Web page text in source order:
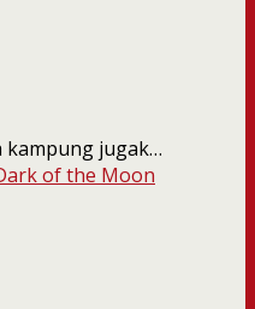
kampung jugak…
of the Moon